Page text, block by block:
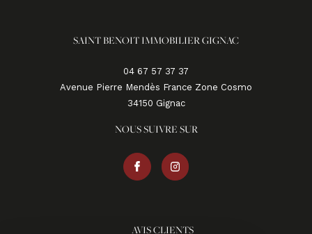
SAINT BENOIT IMMOBILIER GIGNAC
04 67 57 37 37
Avenue Pierre Mendès France Zone Cosmo
34150
gignac
NOUS SUIVRE SUR
AVIS CLIENTS